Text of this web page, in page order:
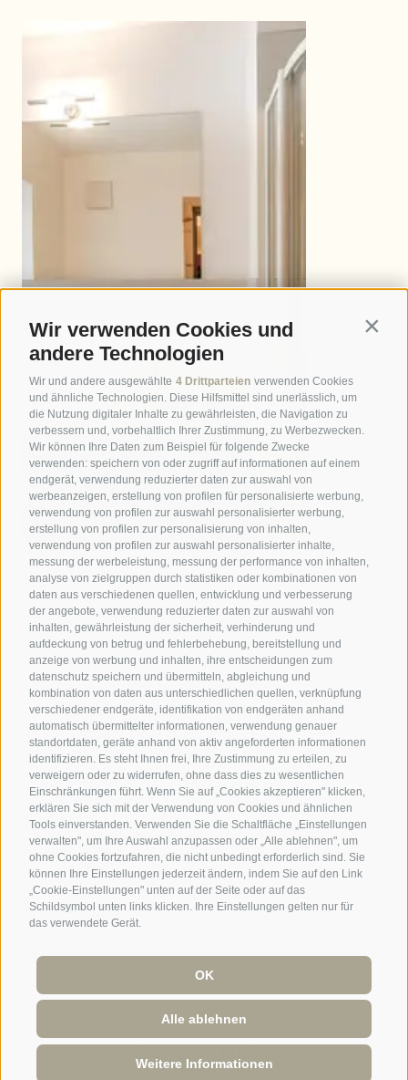
Wir verwenden Cookies und
andere Technologien
Wir und andere ausgewählte 4 Drittparteien verwenden Cookies
und ähnliche Technologien. Diese Hilfsmittel sind unerlässlich, um
die Nutzung digitaler Inhalte zu gewährleisten, die Navigation zu
verbessern und, vorbehaltlich Ihrer Zustimmung, zu Werbezwecken.
Wir können Ihre Daten zum Beispiel für folgende Zwecke
verwenden: speichern von oder zugriff auf informationen auf einem
endgerät, verwendung reduzierter daten zur auswahl von
werbeanzeigen, erstellung von profilen für personalisierte werbung,
verwendung von profilen zur auswahl personalisierter werbung,
erstellung von profilen zur personalisierung von inhalten,
verwendung von profilen zur auswahl personalisierter inhalte,
messung der werbeleistung, messung der performance von inhalten,
analyse von zielgruppen durch statistiken oder kombinationen von
daten aus verschiedenen quellen, entwicklung und verbesserung
der angebote, verwendung reduzierter daten zur auswahl von
inhalten, gewährleistung der sicherheit, verhinderung und
aufdeckung von betrug und fehlerbehebung, bereitstellung und
anzeige von werbung und inhalten, ihre entscheidungen zum
datenschutz speichern und übermitteln, abgleichung und
kombination von daten aus unterschiedlichen quellen, verknüpfung
verschiedener endgeräte, identifikation von endgeräten anhand
automatisch übermittelter informationen, verwendung genauer
standortdaten, geräte anhand von aktiv angeforderten informationen
identifizieren. Es steht Ihnen frei, Ihre Zustimmung zu erteilen, zu
verweigern oder zu widerrufen, ohne dass dies zu wesentlichen
Einschränkungen führt. Wenn Sie auf „Cookies akzeptieren" klicken,
erklären Sie sich mit der Verwendung von Cookies und ähnlichen
Tools einverstanden. Verwenden Sie die Schaltfläche „Einstellungen
verwalten", um Ihre Auswahl anzupassen oder „Alle ablehnen", um
ohne Cookies fortzufahren, die nicht unbedingt erforderlich sind. Sie
können Ihre Einstellungen jederzeit ändern, indem Sie auf den Link
„Cookie-Einstellungen" unten auf der Seite oder auf das
Schildsymbol unten links klicken. Ihre Einstellungen gelten nur für
das verwendete Gerät.
OK
Alle ablehnen
Weitere Informationen
Anfrage Buchung
AUSSTATTUNG
Stilvoll eingerichtetes Zimmer mit
qualitativ hochwertigen
Boxspringbetten und Holzboden
neues Bad mit Fenster
Dusche & Bidet
42 Zoll FLAT-TV
Minisafe
Telefon
Fön
Richtung Straßen
Das Zimmer verfügt über keinen
Balkon
Anfrage